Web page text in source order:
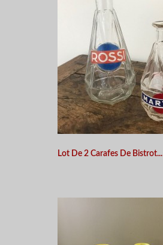
Lot De 2 Carafes De Bistrot...